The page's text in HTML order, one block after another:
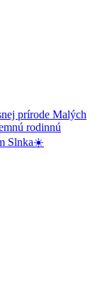
prírode Malých
rodinnú
Slnka☀️